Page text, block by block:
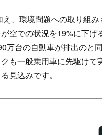
、環境問題への取り組
空での状況を19%に下
万台の自動車が排出のと
も一般乗用車に先駆け
見込みです。